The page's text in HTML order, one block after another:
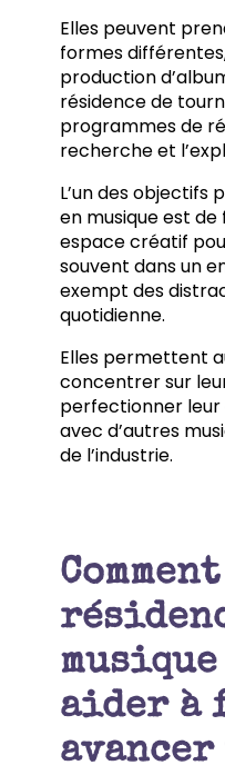
Elles peuvent
formes
production
résidence de
programmes de
recherche et
L’un des objectifs
en musique est de
espace créatif
souvent dans un
exempt des
quotidienne.
Elles permettent
concentrer sur
perfectionner
avec d’autres
de l’industrie.
aider à